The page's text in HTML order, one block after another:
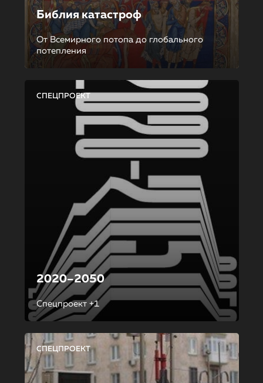
Библия катастроф
От Всемирного потопа до глобального
потепления
СПЕЦПРОЕКТ
2020–2050
Спецпроект +1
СПЕЦПРОЕКТ